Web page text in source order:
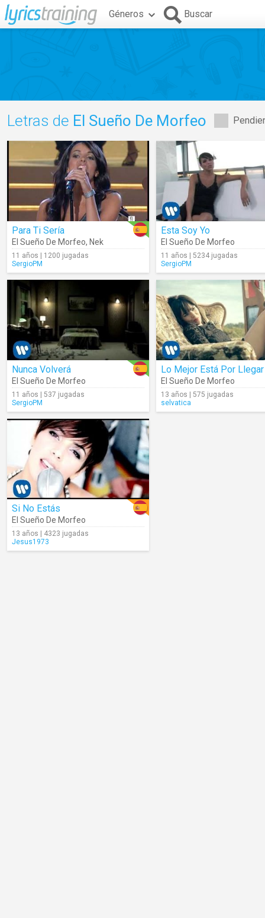
Géneros Buscar
Letras de El Sueño De Morfeo
Para Ti Sería
El Sueño De Morfeo, Nek
11 años | 1200 jugadas
SergioPM
Esta Soy Yo
El Sueño De Morfeo
11 años | 5234 jugadas
SergioPM
Nunca Volverá
El Sueño De Morfeo
11 años | 537 jugadas
SergioPM
Lo Mejor Está Por Llegar
El Sueño De Morfeo
13 años | 575 jugadas
selvatica
Si No Estás
El Sueño De Morfeo
13 años | 4323 jugadas
Jesus1973